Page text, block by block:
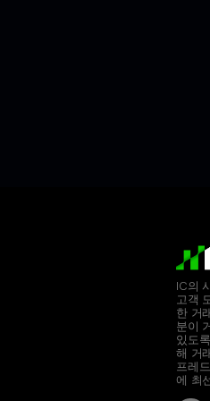
IC의
고객
한 거
분이
있도
해 거
프레
에 최